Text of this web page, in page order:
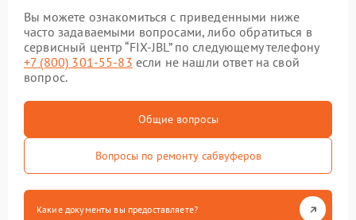
Вы можете ознакомиться с приведенными ниже
часто задаваемыми вопросами, либо обратиться в
сервисный центр “FIX-JBL” по следующему телефону
+7 (800) 301-55-83 если не нашли ответ на свой
вопрос.
Общие вопросы
Вопросы по ремонту сабвуферов
Какие документы вы предоставляете?